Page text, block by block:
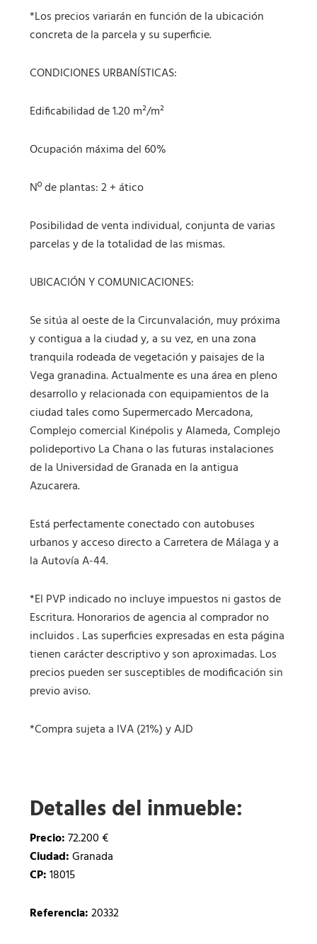
*Los precios variarán en función de la ubicación
concreta de la parcela y su superficie.
CONDICIONES URBANÍSTICAS:
Edificabilidad de 1.20 m²/m²
Ocupación máxima del 60%
Nº de plantas: 2 + ático
Posibilidad de venta individual, conjunta de varias
parcelas y de la totalidad de las mismas.
UBICACIÓN Y COMUNICACIONES:
Se sitúa al oeste de la Circunvalación, muy próxima
y contigua a la ciudad y, a su vez, en una zona
tranquila rodeada de vegetación y paisajes de la
Vega granadina. Actualmente es una área en pleno
desarrollo y relacionada con equipamientos de la
ciudad tales como Supermercado Mercadona,
Complejo comercial Kinépolis y Alameda, Complejo
polideportivo La Chana o las futuras instalaciones
de la Universidad de Granada en la antigua
Azucarera.
Está perfectamente conectado con autobuses
urbanos y acceso directo a Carretera de Málaga y a
la Autovía A-44.
*El PVP indicado no incluye impuestos ni gastos de
Escritura. Honorarios de agencia al comprador no
incluidos . Las superficies expresadas en esta página
tienen carácter descriptivo y son aproximadas. Los
precios pueden ser susceptibles de modificación sin
previo aviso.
*Compra sujeta a IVA (21%) y AJD
Detalles del inmueble:
Precio:72.200 €
Ciudad:Granada
CP:18015
Referencia:20332